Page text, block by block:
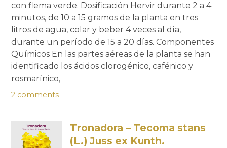
con flema verde. Dosificación Hervir durante 2 a 4
minutos, de 10 a 15 gramos de la planta en tres
litros de agua, colar y beber 4 veces al día,
durante un período de 15 a 20 días. Componentes
Químicos En las partes aéreas de la planta se han
identificado los ácidos clorogénico, cafénico y
rosmarínico,
2 comments
Tronadora – Tecoma stans
(L.) Juss ex Kunth.